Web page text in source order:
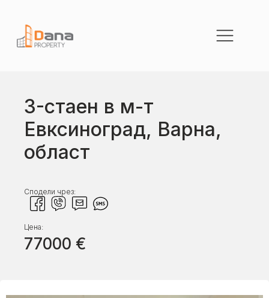
3-стаен в м-т
Евксиноград, Варна,
област
Сподели чрез:
Цена:
77000 €